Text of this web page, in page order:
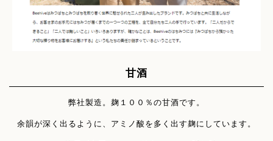
甘酒
弊社製造。麹１００％の甘酒です。
余韻が深く出るように、アミノ酸を多く出す麹にしています。